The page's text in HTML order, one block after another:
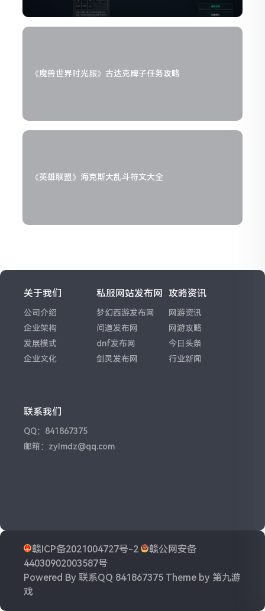
《魔兽世界时光服》古达克牌子任务攻略
《英雄联盟》海克斯大乱斗符文大全
关于我们
公司介绍
企业架构
发展模式
企业文化
私服网站发布网
梦幻西游发布网
问道发布网
dnf发布网
剑灵发布网
攻略资讯
网游资讯
网游攻略
今日头条
行业新闻
联系我们
QQ：841867375
邮箱：zylmdz@qq.com
赣ICP备2021004727号-2
赣公网安备
44030902003587号
Powered By联系QQ 841867375 Theme by 第九游
戏